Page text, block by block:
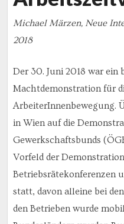
Michael Märzen, Neue
2018
Der 30. Juni 2018 war ein
Machtdemonstration für
ArbeiterInnenbewegung.
in Wien auf die
Gewerkschaftsbunds
Vorfeld der
Betriebsrätekonferenzen
statt, davon alleine bei
den Betrieben wurde